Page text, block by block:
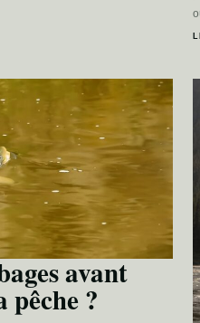
avant
pêche ?